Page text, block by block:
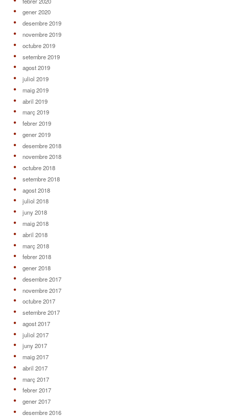
gener 2020
desembre 2019
novembre 2019
octubre 2019
setembre 2019
agost 2019
juliol 2019
maig 2019
abril 2019
març 2019
febrer 2019
gener 2019
desembre 2018
novembre 2018
octubre 2018
setembre 2018
agost 2018
juliol 2018
juny 2018
maig 2018
abril 2018
març 2018
febrer 2018
gener 2018
desembre 2017
novembre 2017
octubre 2017
setembre 2017
agost 2017
juliol 2017
juny 2017
maig 2017
abril 2017
març 2017
febrer 2017
gener 2017
desembre 2016